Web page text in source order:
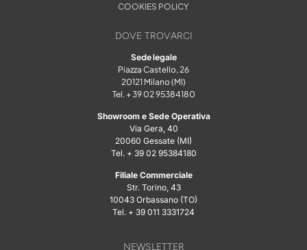
COOKIES POLICY
DOVE TROVARCI
Sede legale
Piazza Castello, 26
20121 Milano (MI)
Tel. + 39 02 95384180
Showroom e Sede Operativa
Via Gera, 40
20060 Gessate (MI)
Tel. + 39 02 95384180
Filiale Commerciale
Str. Torino, 43
10043 Orbassano (TO)
Tel. + 39 011 3331724
NEWSLETTER